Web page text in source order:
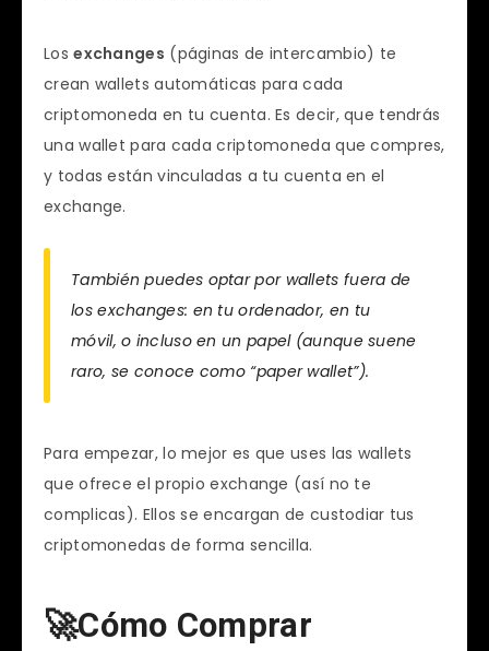
Losexchanges (páginas de intercambio) te
crean wallets automáticas para cada
criptomoneda en tu cuenta. Es decir, que tendrás
una wallet para cada criptomoneda que compres,
y todas están vinculadas a tu cuenta en el
exchange.
También puedes optar por wallets fuera de
los exchanges: en tu ordenador, en tu
móvil, o incluso en un papel (aunque suene
raro, se conoce como “paper wallet”).
Para empezar, lo mejor es que uses las wallets
que ofrece el propio exchange (así no te
complicas). Ellos se encargan de custodiar tus
criptomonedas de forma sencilla.
🚀Cómo Comprar